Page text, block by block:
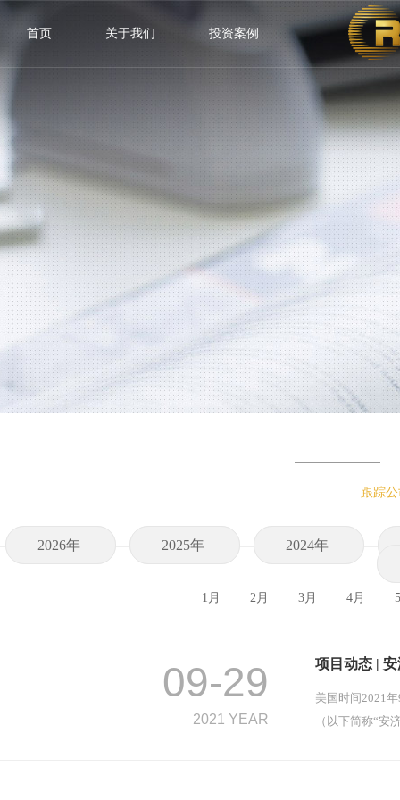
首页 关于我们 投资案例
跟踪
2026年 2025年 2024年
1月 2月 3月 4月
09-29
2021 YEAR
项目动态 |
美国时间2021
（以下简称“